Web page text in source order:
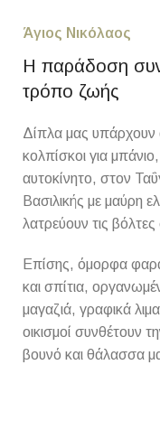
Άγιος Νικόλαος
Η παράδοση
τρόπο ζωής
Δίπλα μας υπάρχουν
κολπίσκοι για
αυτοκίνητο, στον
Βασιλικής με μαύρη
λατρεύουν τις
Επίσης, όμορφα
και σπίτια,
μαγαζιά, γραφικά
οικισμοί συνθέτουν
βουνό και θάλασσα